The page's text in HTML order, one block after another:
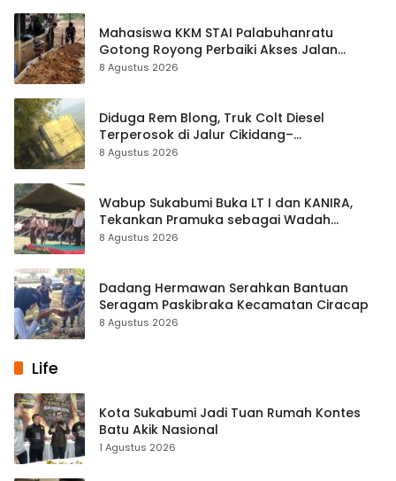
Mahasiswa KKM STAI Palabuhanratu
Gotong Royong Perbaiki Akses Jalan
Majelis Ta’lim di Sagaranten
8 Agustus 2026
Diduga Rem Blong, Truk Colt Diesel
Terperosok di Jalur Cikidang–
Palabuhanratu
8 Agustus 2026
Wabup Sukabumi Buka LT I dan KANIRA,
Tekankan Pramuka sebagai Wadah
Pembentukan Karakter
8 Agustus 2026
Dadang Hermawan Serahkan Bantuan
Seragam Paskibraka Kecamatan Ciracap
8 Agustus 2026
Life
Kota Sukabumi Jadi Tuan Rumah Kontes
Batu Akik Nasional
1 Agustus 2026